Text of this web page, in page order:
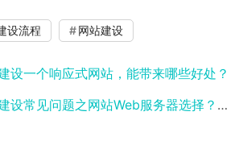
设流程 网站建设
设一个响应式网站，能带来哪些好处？
问题之网站Web服务器选择？Apache、NGINX、Tomcat？